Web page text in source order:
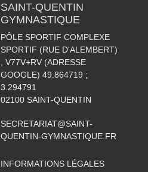
SAINT-QUENTIN
GYMNASTIQUE
PÔLE SPORTIF COMPLEXE
SPORTIF (RUE D'ALEMBERT)
, V77V+RV (ADRESSE
GOOGLE) 49.864719 ;
3.294791
02100 SAINT-QUENTIN
SECRETARIAT@SAINT-
QUENTIN-GYMNASTIQUE.FR
INFORMATIONS LÉGALES